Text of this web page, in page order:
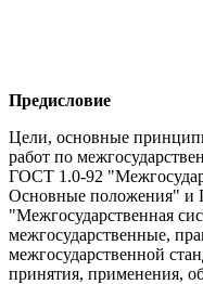
Предисловие
Цели, основные
работ по
ГОСТ 1.0-92
Основные положения" и
"Межгосударственная
межгосударственные,
межгосударственной
принятия, применения,